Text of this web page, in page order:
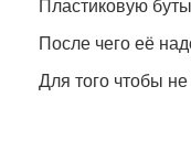
После чего её
Для того чтобы